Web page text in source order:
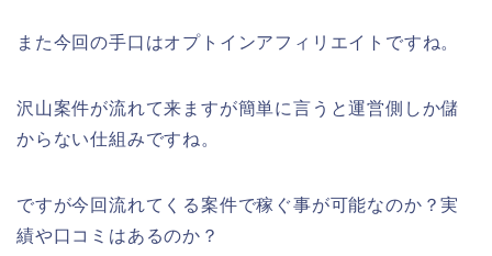
また今回の手口はオプトインアフィリエイトですね。
沢山案件が流れて来ますが簡単に言うと運営側しか儲
からない仕組みですね。
ですが今回流れてくる案件で稼ぐ事が可能なのか？実
績や口コミはあるのか？